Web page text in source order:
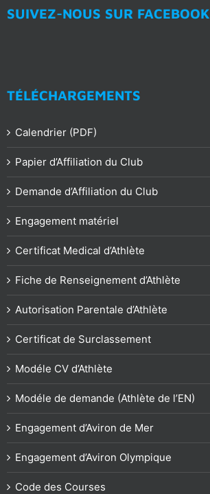
SUIVEZ-NOUS SUR FACEBOOK
TÉLÉCHARGEMENTS
Calendrier (PDF)
Papier d’Affiliation du Club
Demande d’Affiliation du Club
Engagement matériel
Certificat Medical d’Athlète
Fiche de Renseignement d’Athlète
Autorisation Parentale d’Athlète
Certificat de Surclassement
Modéle CV d’Athlète
Modéle de demande (Athlète de l’EN)
Engagement d’Aviron de Mer
Engagement d’Aviron Olympique
Code des Courses